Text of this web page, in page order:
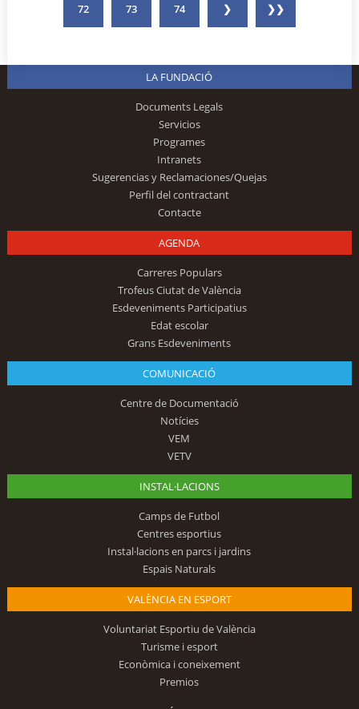
72 73 74 ❯ ❯❯
LA FUNDACIÓ
Documents Legals
Servicios
Programes
Intranets
Sugerencias y Reclamaciones/Quejas
Perfil del contractant
Contacte
AGENDA
Carreres Populars
Trofeus Ciutat de València
Esdeveniments Participatius
Edat escolar
Grans Esdeveniments
COMUNICACIÓ
Centre de Documentació
Notícies
VEM
VETV
INSTAL·LACIONS
Camps de Futbol
Centres esportius
Instal·lacions en parcs i jardins
Espais Naturals
VALÈNCIA EN ESPORT
Voluntariat Esportiu de València
Turisme i esport
Econòmica i coneixement
Premios